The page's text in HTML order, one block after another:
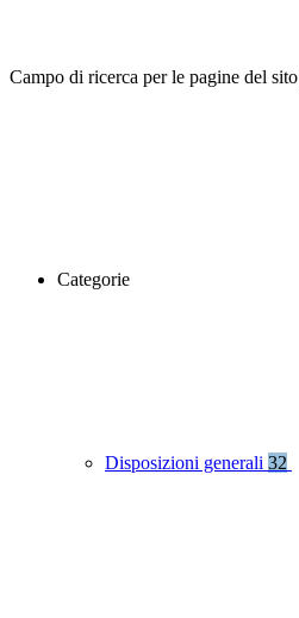
Campo di ricerca per le pagine del sito
Categorie
Disposizioni generali 32